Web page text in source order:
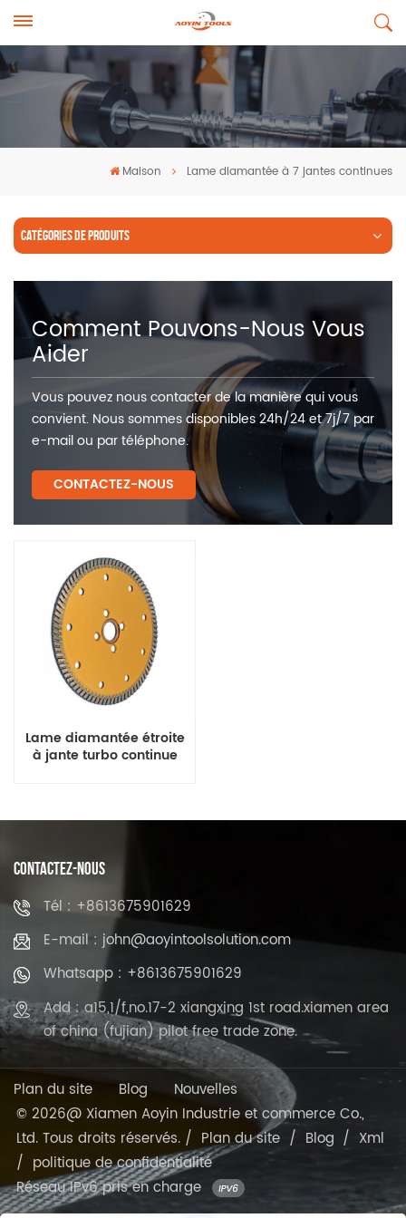
Maison Lame diamantée à 7 jantes continues
CATÉGORIES DE PRODUITS
Comment Pouvons-Nous Vous
Aider
Vous pouvez nous contacter de la manière qui vous
convient. Nous sommes disponibles 24h/24 et 7j/7 par
e-mail ou par téléphone.
CONTACTEZ-NOUS
Lame diamantée étroite
à jante turbo continue
CONTACTEZ-NOUS
Tél : +8613675901629
E-mail : john@aoyintoolsolution.com
Whatsapp : +8613675901629
Add : a15,1/f,no.17-2 xiangxing 1st road.xiamen area
of china (fujian) pilot free trade zone.
Plan du site Blog
Nouvelles
© 2026@ Xiamen Aoyin Industrie et commerce Co.,
Ltd. Tous droits réservés. / Plan du site / Blog / Xml
/ politique de confidentialité
Réseau IPv6 pris en charge